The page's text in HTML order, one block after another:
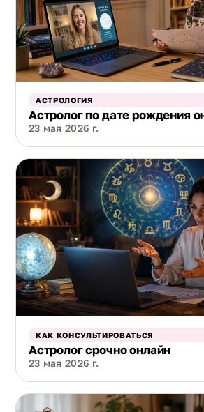
АСТРОЛОГИЯ
Астролог по дате рождения
23 мая 2026 г.
КАК КОНСУЛЬТИРОВАТЬСЯ
Астролог срочно онлайн
23 мая 2026 г.